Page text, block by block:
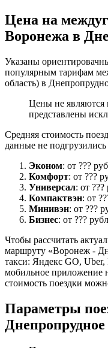
Цена на
Воронежа в
Указаны
популярным тарифам
область) в
Цены не являются
представлены
Средняя стоимость
данные не
Эконом: от ???
Комфорт: от ???
Универсал: от ???
Компактвэн: от
Минивэн: от ???
Бизнес: от ???
Чтобы рассчитать
маршруту «Воронеж -
такси: Яндекс GO,
мобильное приложение
стоимость поездки
Параметры
Днепропрудное